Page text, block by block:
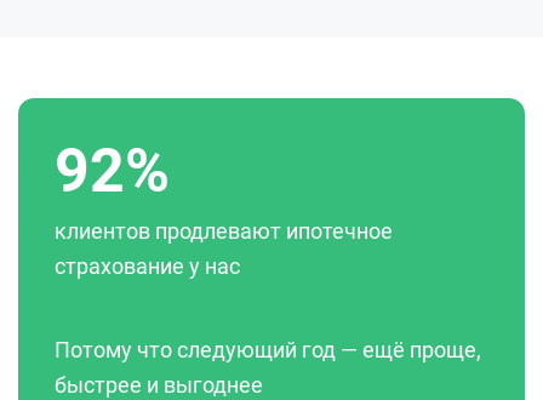
92%
клиентов продлевают ипотечное
страхование у нас
Потому что следующий год — ещё проще,
быстрее и выгоднее